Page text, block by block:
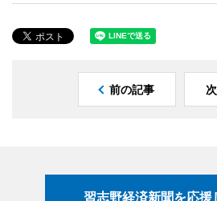
前の記事
習志野経済新聞を応援